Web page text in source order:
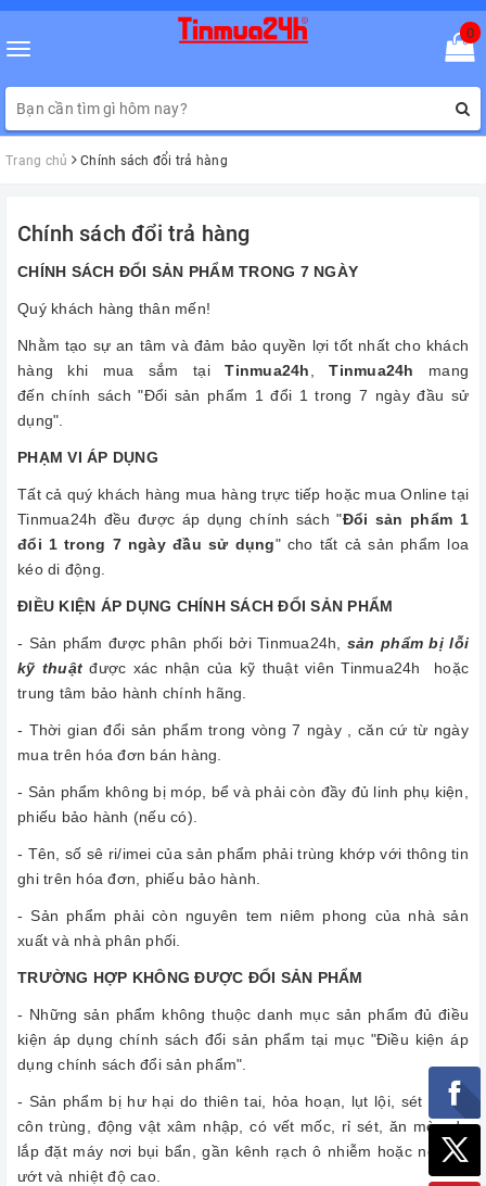
Toggle
0
Trang chủ Chính sách đổi trả hàng
Chính sách đổi trả hàng
CHÍNH SÁCH ĐỔI SẢN PHẨM TRONG 7 NGÀY
Quý khách hàng thân mến!
Nhằm tạo sự an tâm và đảm bảo quyền lợi tốt nhất cho khách
hàng khi mua sắm tạiTinmua24h ,Tinmua24h mang
đến chính sách "Đổi sản phẩm 1 đổi 1 trong 7 ngày đầu sử
dụng".
PHẠM VI ÁP DỤNG
Tất cả quý khách hàng mua hàng trực tiếp hoặc mua Online tại
Tinmua24h đều được áp dụng chính sách "Đổi sản phẩm 1
đổi 1 trong 7 ngày đầu sử dụng" cho tất cả sản phẩm loa
kéo di động.
ĐIỀU KIỆN ÁP DỤNG CHÍNH SÁCH ĐỔI SẢN PHẨM
- Sản phẩm được phân phối bởi Tinmua24h, sản phẩm bị lỗi
kỹ thuật được xác nhận của kỹ thuật viên Tinmua24h hoặc
trung tâm bảo hành chính hãng.
- Thời gian đổi sản phẩm trong vòng 7 ngày , căn cứ từ ngày
mua trên hóa đơn bán hàng.
- Sản phẩm không bị móp, bể và phải còn đầy đủ linh phụ kiện,
phiếu bảo hành (nếu có).
- Tên, số sê ri/imei của sản phẩm phải trùng khớp với thông tin
ghi trên hóa đơn, phiếu bảo hành.
- Sản phẩm phải còn nguyên tem niêm phong của nhà sản
xuất và nhà phân phối.
TRƯỜNG HỢP KHÔNG ĐƯỢC ĐỔI SẢN PHẨM
- Những sản phẩm không thuộc danh mục sản phẩm đủ điều
kiện áp dụng chính sách đổi sản phẩm tại mục "Điều kiện áp
dụng chính sách đổi sản phẩm".
- Sản phẩm bị hư hại do thiên tai, hỏa hoạn, lụt lội, sét đánh,
côn trùng, động vật xâm nhập, có vết mốc, rỉ sét, ăn mòn do
lắp đặt máy nơi bụi bẩn, gần kênh rạch ô nhiễm hoặc nơi ẩm
ướt và nhiệt độ cao.